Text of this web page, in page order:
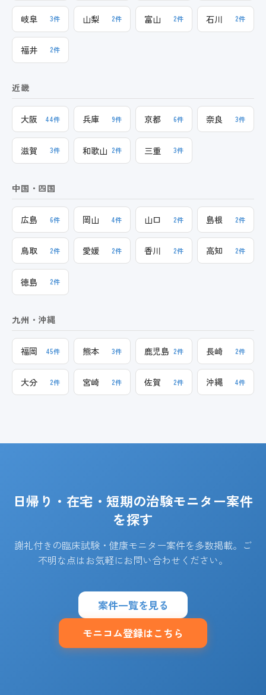
岐阜 3件 山梨 2件 富山 2件 石川 2件
福井 2件
近畿
大阪 44件 兵庫 9件 京都 6件 奈良 3件
滋賀 3件 和歌山 2件 三重 3件
中国・四国
広島 6件 岡山 4件 山口 2件 島根 2件
鳥取 2件 愛媛 2件 香川 2件 高知 2件
徳島 2件
九州・沖縄
福岡 45件 熊本 3件 鹿児島 2件 長崎 2件
大分 2件 宮崎 2件 佐賀 2件 沖縄 4件
日帰り・在宅・短期の治験モニター案件
を探す
謝礼付きの臨床試験・健康モニター案件を多数掲載。ご
不明な点はお気軽にお問い合わせください。
案件一覧を見る
モニコム登録はこちら